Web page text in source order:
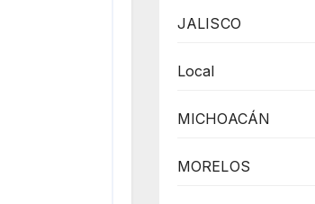
JALISCO
Local
MICHOACÁN
MORELOS